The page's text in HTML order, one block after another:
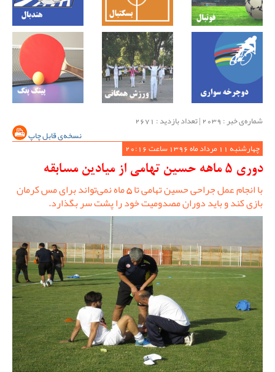
شماره‌ی خبر : ‌2039 | تعداد بازدید : 2671
نسخه‌ی قابل چاپ
چهارشنبه 11 مرداد ماه 1396 ساعت 20:16
دوری 5 ماهه حسین تهامی از میادین مسابقه
با انجام عمل جراحی حسین تهامی تا 5 ماه نمی‌تواند برای مس کرمان
بازی کند و باید دوران مصدومیت خود را پشت سر بگذارد.